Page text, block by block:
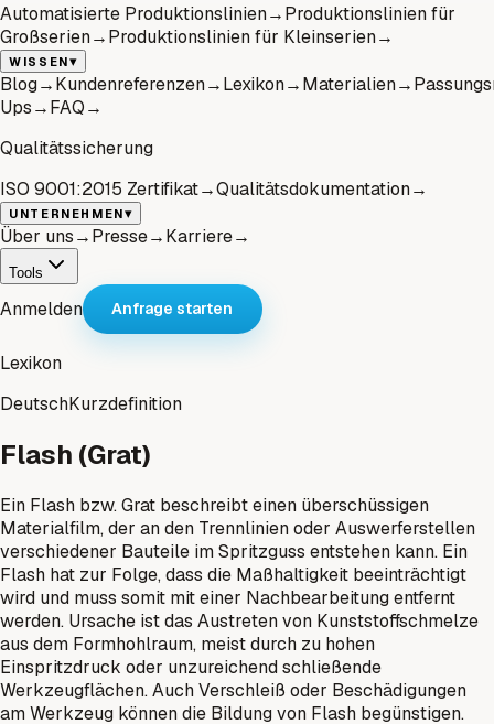
Automatisierte Produktionslinien→Produktionslinien für
Großserien→Produktionslinien für Kleinserien→
WISSEN▾
Blog→Kundenreferenzen→Lexikon→Materialien→
Ups→FAQ→
Qualitätssicherung
ISO 9001:2015 Zertifikat→Qualitätsdokumentation→
UNTERNEHMEN▾
Über uns→Presse→Karriere→
Tools
Anmelden Anfrage starten
Lexikon
DeutschKurzdefinition
Flash (Grat)
Ein Flash bzw. Grat beschreibt einen überschüssigen
Materialfilm, der an den Trennlinien oder Auswerferstellen
verschiedener Bauteile im Spritzguss entstehen kann. Ein
Flash hat zur Folge, dass die Maßhaltigkeit beeinträchtigt
wird und muss somit mit einer Nachbearbeitung entfernt
werden. Ursache ist das Austreten von Kunststoffschmelze
aus dem Formhohlraum, meist durch zu hohen
Einspritzdruck oder unzureichend schließende
Werkzeugflächen. Auch Verschleiß oder Beschädigungen
am Werkzeug können die Bildung von Flash begünstigen.